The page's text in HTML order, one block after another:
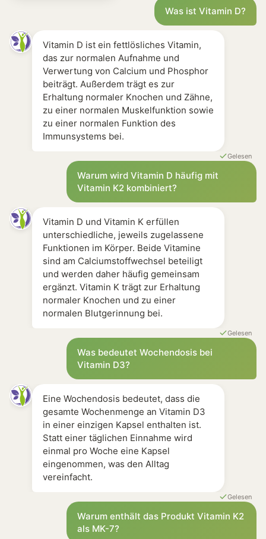
Apotheken Produkte [0] Meist Lanolin oder
Was ist Vitamin D?
Vitamin D ist ein fettlösliches Vitamin,
das zur normalen Aufnahme und
Verwertung von Calcium und Phosphor
beiträgt. Außerdem trägt es zur
Erhaltung normaler Knochen und Zähne,
zu einer normalen Muskelfunktion sowie
zu einer normalen Funktion des
Immunsystems bei.
Gelesen
Warum wird Vitamin D häufig mit
Vitamin K2 kombiniert?
Vitamin D und Vitamin K erfüllen
unterschiedliche, jeweils zugelassene
Funktionen im Körper. Beide Vitamine
sind am Calciumstoffwechsel beteiligt
und werden daher häufig gemeinsam
ergänzt. Vitamin K trägt zur Erhaltung
normaler Knochen und zu einer
normalen Blutgerinnung bei.
Gelesen
Was bedeutet Wochendosis bei
Vitamin D3?
Eine Wochendosis bedeutet, dass die
gesamte Wochenmenge an Vitamin D3
in einer einzigen Kapsel enthalten ist.
Statt einer täglichen Einnahme wird
einmal pro Woche eine Kapsel
eingenommen, was den Alltag
vereinfacht.
Gelesen
Warum enthält das Produkt Vitamin K2
als MK-7?